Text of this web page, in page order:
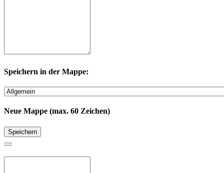
Speichern in der Mappe:
Neue Mappe (max. 60 Zeichen)
Speichern